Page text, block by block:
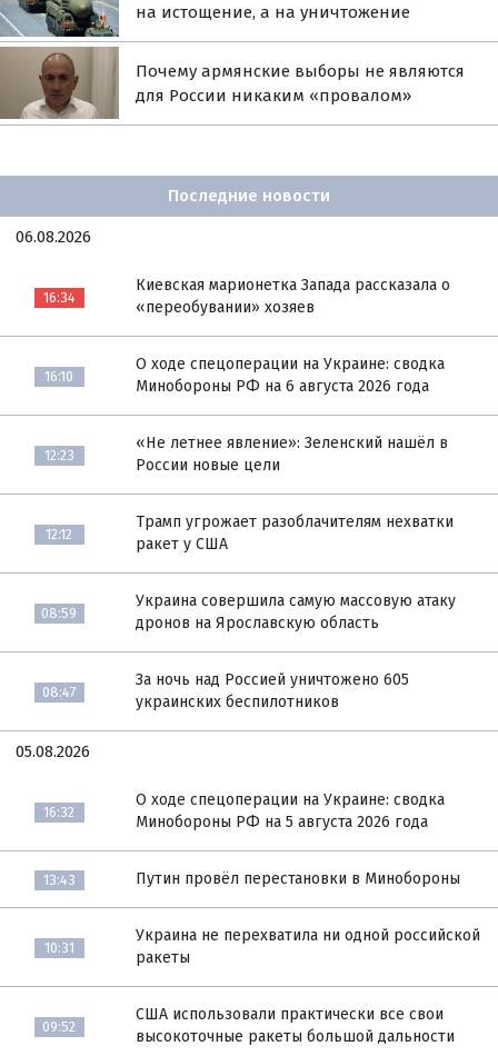
на истощение, а на уничтожение
Почему армянские выборы не являются
для России никаким «провалом»
Последние новости
06.08.2026
16:34
Киевская марионетка Запада рассказала о
«переобувании» хозяев
16:10
О ходе спецоперации на Украине: сводка
Минобороны РФ на 6 августа 2026 года
12:23
«Не летнее явление»: Зеленский нашёл в
России новые цели
12:12
Трамп угрожает разоблачителям нехватки
ракет у США
08:59
Украина совершила самую массовую атаку
дронов на Ярославскую область
08:47
За ночь над Россией уничтожено 605
украинских беспилотников
05.08.2026
16:32
О ходе спецоперации на Украине: сводка
Минобороны РФ на 5 августа 2026 года
13:43 Путин провёл перестановки в Минобороны
10:31
Украина не перехватила ни одной российской
ракеты
09:52
США использовали практически все свои
высокоточные ракеты большой дальности